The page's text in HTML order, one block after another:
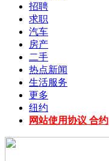
招聘
求职
汽车
房产
二手
热点新闻
生活服务
更多
纽约
网站使用协议 合约